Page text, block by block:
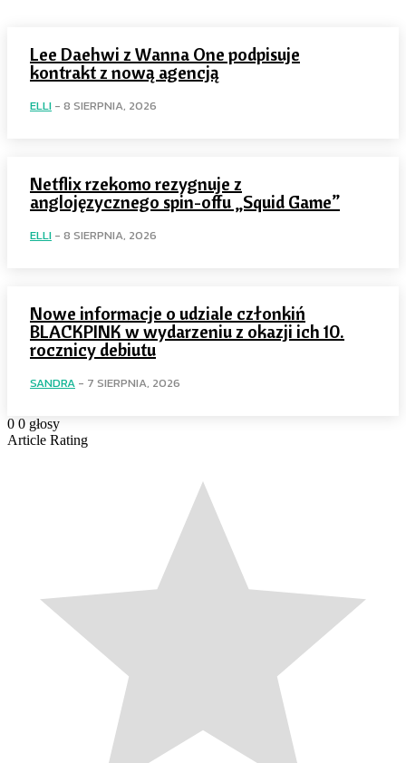
Lee Daehwi z Wanna One podpisuje
kontrakt z nową agencją
ELLI - 8 SIERPNIA, 2026
Netflix rzekomo rezygnuje z
anglojęzycznego spin-offu „Squid Game”
ELLI - 8 SIERPNIA, 2026
Nowe informacje o udziale członkiń
BLACKPINK w wydarzeniu z okazji ich 10.
rocznicy debiutu
SANDRA - 7 SIERPNIA, 2026
0 0 głosy
Article Rating